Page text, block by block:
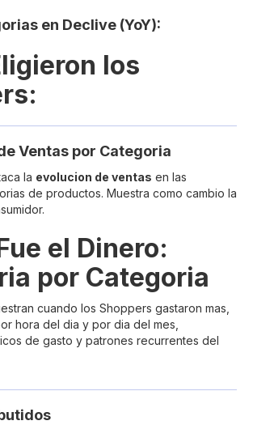
en Declive (YoY):
los
Ventas por Categoria
la evolucion de ventas en las
de productos. Muestra como cambio la
el Dinero:
por Categoria
cuando los Shoppers gastaron mas,
hora del dia y por dia del mes,
de gasto y patrones recurrentes del